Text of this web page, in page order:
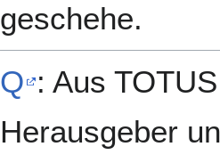
geschehe.
Q : Aus
Herausgeber